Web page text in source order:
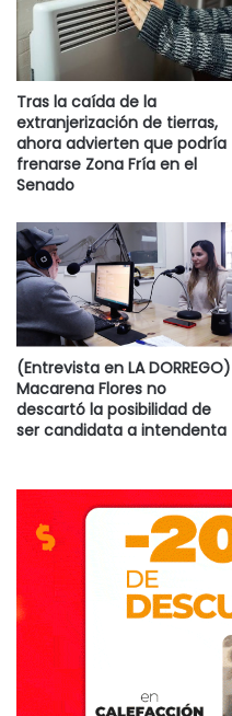
Tras la caída de la
extranjerización de tierras,
ahora advierten que podría
frenarse Zona Fría en el
Senado
(Entrevista en LA DORREGO)
Macarena Flores no
descartó la posibilidad de
ser candidata a intendenta